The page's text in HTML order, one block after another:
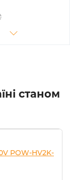
станом
POW-HV2K-